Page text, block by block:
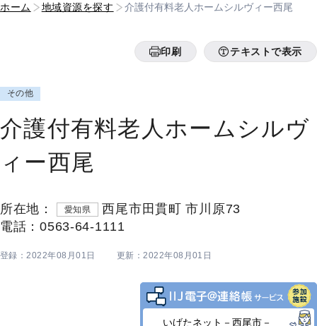
ホーム 地域資源を探す 介護付有料老人ホームシルヴィー西尾
印刷 テキストで表示
その他
介護付有料老人ホームシルヴ
ィー西尾
所在地： 愛知県
西尾市田貫町 市川原73
電話：0563-64-1111
登録：2022年08月01日 更新：2022年08月01日
いげたネット－西尾市－